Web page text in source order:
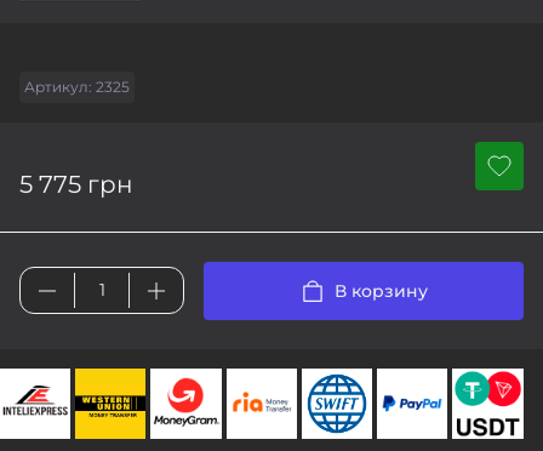
Артикул: 2325
5 775 грн
В корзину